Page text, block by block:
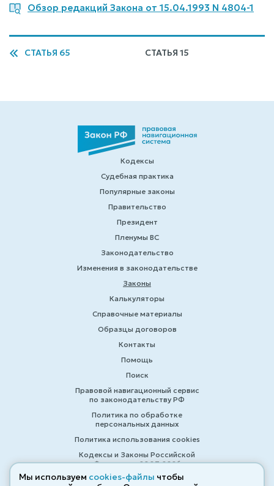
Обзор редакций Закона от 15.04.1993 N 4804-1
СТАТЬЯ 65 СТАТЬЯ 15
Кодексы
Судебная практика
Популярные законы
Правительство
Президент
Пленумы ВС
Законодательство
Изменения в законодательстве
Законы
Калькуляторы
Справочные материалы
Образцы договоров
Контакты
Помощь
Поиск
Правовой навигационный сервис
по законодательству РФ
Политика по обработке
персональных данных
Политика использования cookies
Кодексы и Законы Российской
Федерации 2007-2026
Мы используем cookies-файлы чтобы